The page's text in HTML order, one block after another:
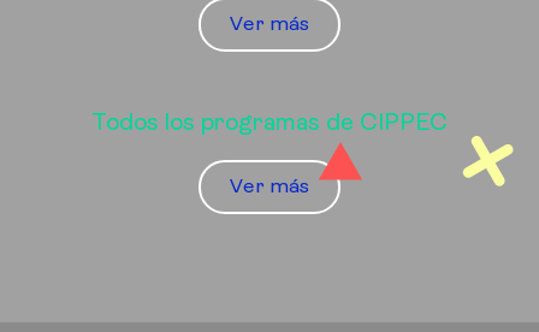
Ver más
Todos los programas de CIPPEC
Ver más